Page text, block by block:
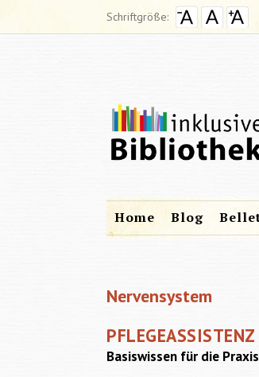
Schriftgröße:
Home Blog
Nervensystem
PFLEGEASSISTENZ
Basiswissen für die Praxis